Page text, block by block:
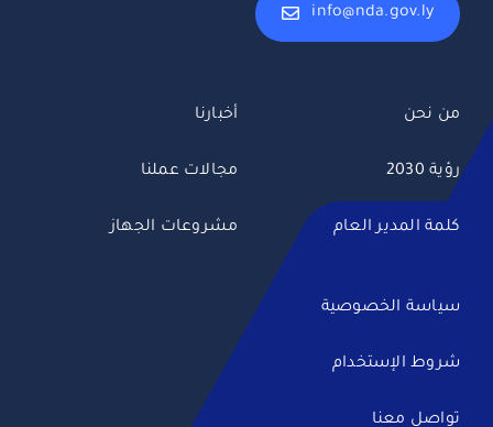
info@nda.gov.ly
من نحن
رؤية 2030
كلمة المدير العام
أخبارنا
مجالات عملنا
مشروعات الجهاز
سياسة الخصوصية
شروط الإستخدام
تواصل معنا